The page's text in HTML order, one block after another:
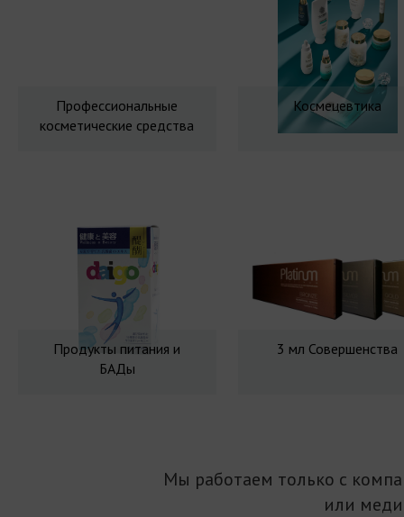
Профессиональные
косметические средства
Космецевтика
Продукты питания и
БАДы
3 мл Совершенства
Мы работаем только с
или